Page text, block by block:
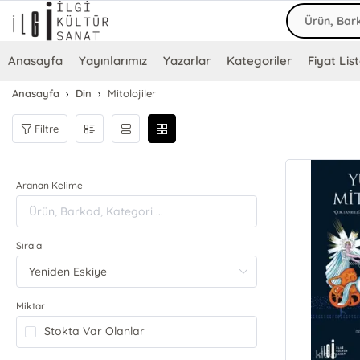
Anasayfa Yayınlarımız Yazarlar Kategoriler Fiyat
Anasayfa Din Mitolojiler
Filtre
Aranan Kelime
Sırala
Miktar
Stokta Var Olanlar